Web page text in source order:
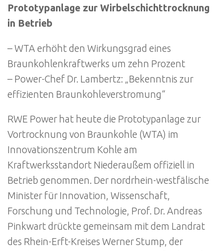
Prototypanlage zur Wirbelschichttrocknung
in Betrieb
– WTA erhöht den Wirkungsgrad eines
Braunkohlenkraftwerks um zehn Prozent
– Power-Chef Dr. Lambertz: „Bekenntnis zur
effizienten Braunkohleverstromung“
RWE Power hat heute die Prototypanlage zur
Vortrocknung von Braunkohle (WTA) im
Innovationszentrum Kohle am
Kraftwerksstandort Niederaußem offiziell in
Betrieb genommen. Der nordrhein-westfälische
Minister für Innovation, Wissenschaft,
Forschung und Technologie, Prof. Dr. Andreas
Pinkwart drückte gemeinsam mit dem Landrat
des Rhein-Erft-Kreises Werner Stump, der